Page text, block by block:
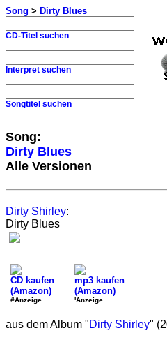
Song > Dirty Blues
CD-Titel suchen
Interpret suchen
Songtitel suchen
Song:
Dirty Blues
Alle Versionen
Dirty Shirley:
Dirty Blues
CD kaufen
(Amazon)
#Anzeige
mp3 kaufen
(Amazon)
'Anzeige
aus dem Album "Dirty Shirley"